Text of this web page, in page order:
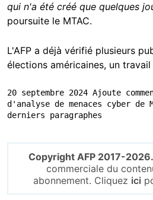
qui n'a été créé que quelques
poursuite le MTAC.
L'AFP a déjà vérifié plusieurs
élections américaines, un
20 septembre 2024 Ajoute
d'analyse de menaces cyber de
derniers paragraphes
Copyright AFP 2017-2026.
commerciale du
abonnement. Cliquez ici